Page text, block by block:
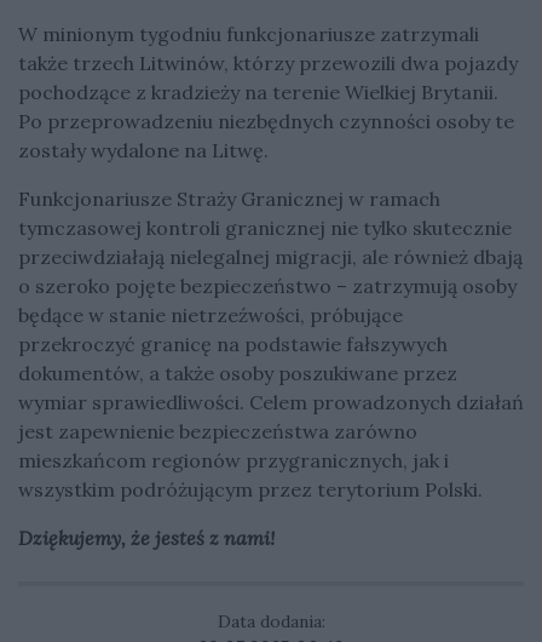
W minionym tygodniu funkcjonariusze zatrzymali
także trzech Litwinów, którzy przewozili dwa pojazdy
pochodzące z kradzieży na terenie Wielkiej Brytanii.
Po przeprowadzeniu niezbędnych czynności osoby te
zostały wydalone na Litwę.
Funkcjonariusze Straży Granicznej w ramach
tymczasowej kontroli granicznej nie tylko skutecznie
przeciwdziałają nielegalnej migracji, ale również dbają
o szeroko pojęte bezpieczeństwo – zatrzymują osoby
będące w stanie nietrzeźwości, próbujące
przekroczyć granicę na podstawie fałszywych
dokumentów, a także osoby poszukiwane przez
wymiar sprawiedliwości. Celem prowadzonych działań
jest zapewnienie bezpieczeństwa zarówno
mieszkańcom regionów przygranicznych, jak i
wszystkim podróżującym przez terytorium Polski.
Dziękujemy, że jesteś z nami!
Data dodania: